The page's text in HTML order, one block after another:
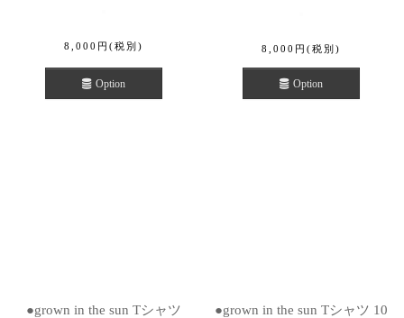
8,000 円 (税別)
Option
8,000 円 (税別)
Option
●grown in the sun Tシャツ
●grown in the sun Tシャツ 10